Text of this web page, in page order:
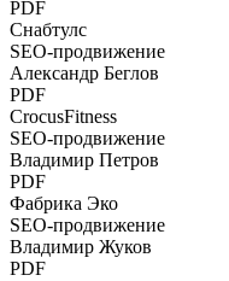
PDF
Снабтулс
SEO-продвижение
Александр Беглов
PDF
CrocusFitness
SEO-продвижение
Владимир Петров
PDF
Фабрика Эко
SEO-продвижение
Владимир Жуков
PDF